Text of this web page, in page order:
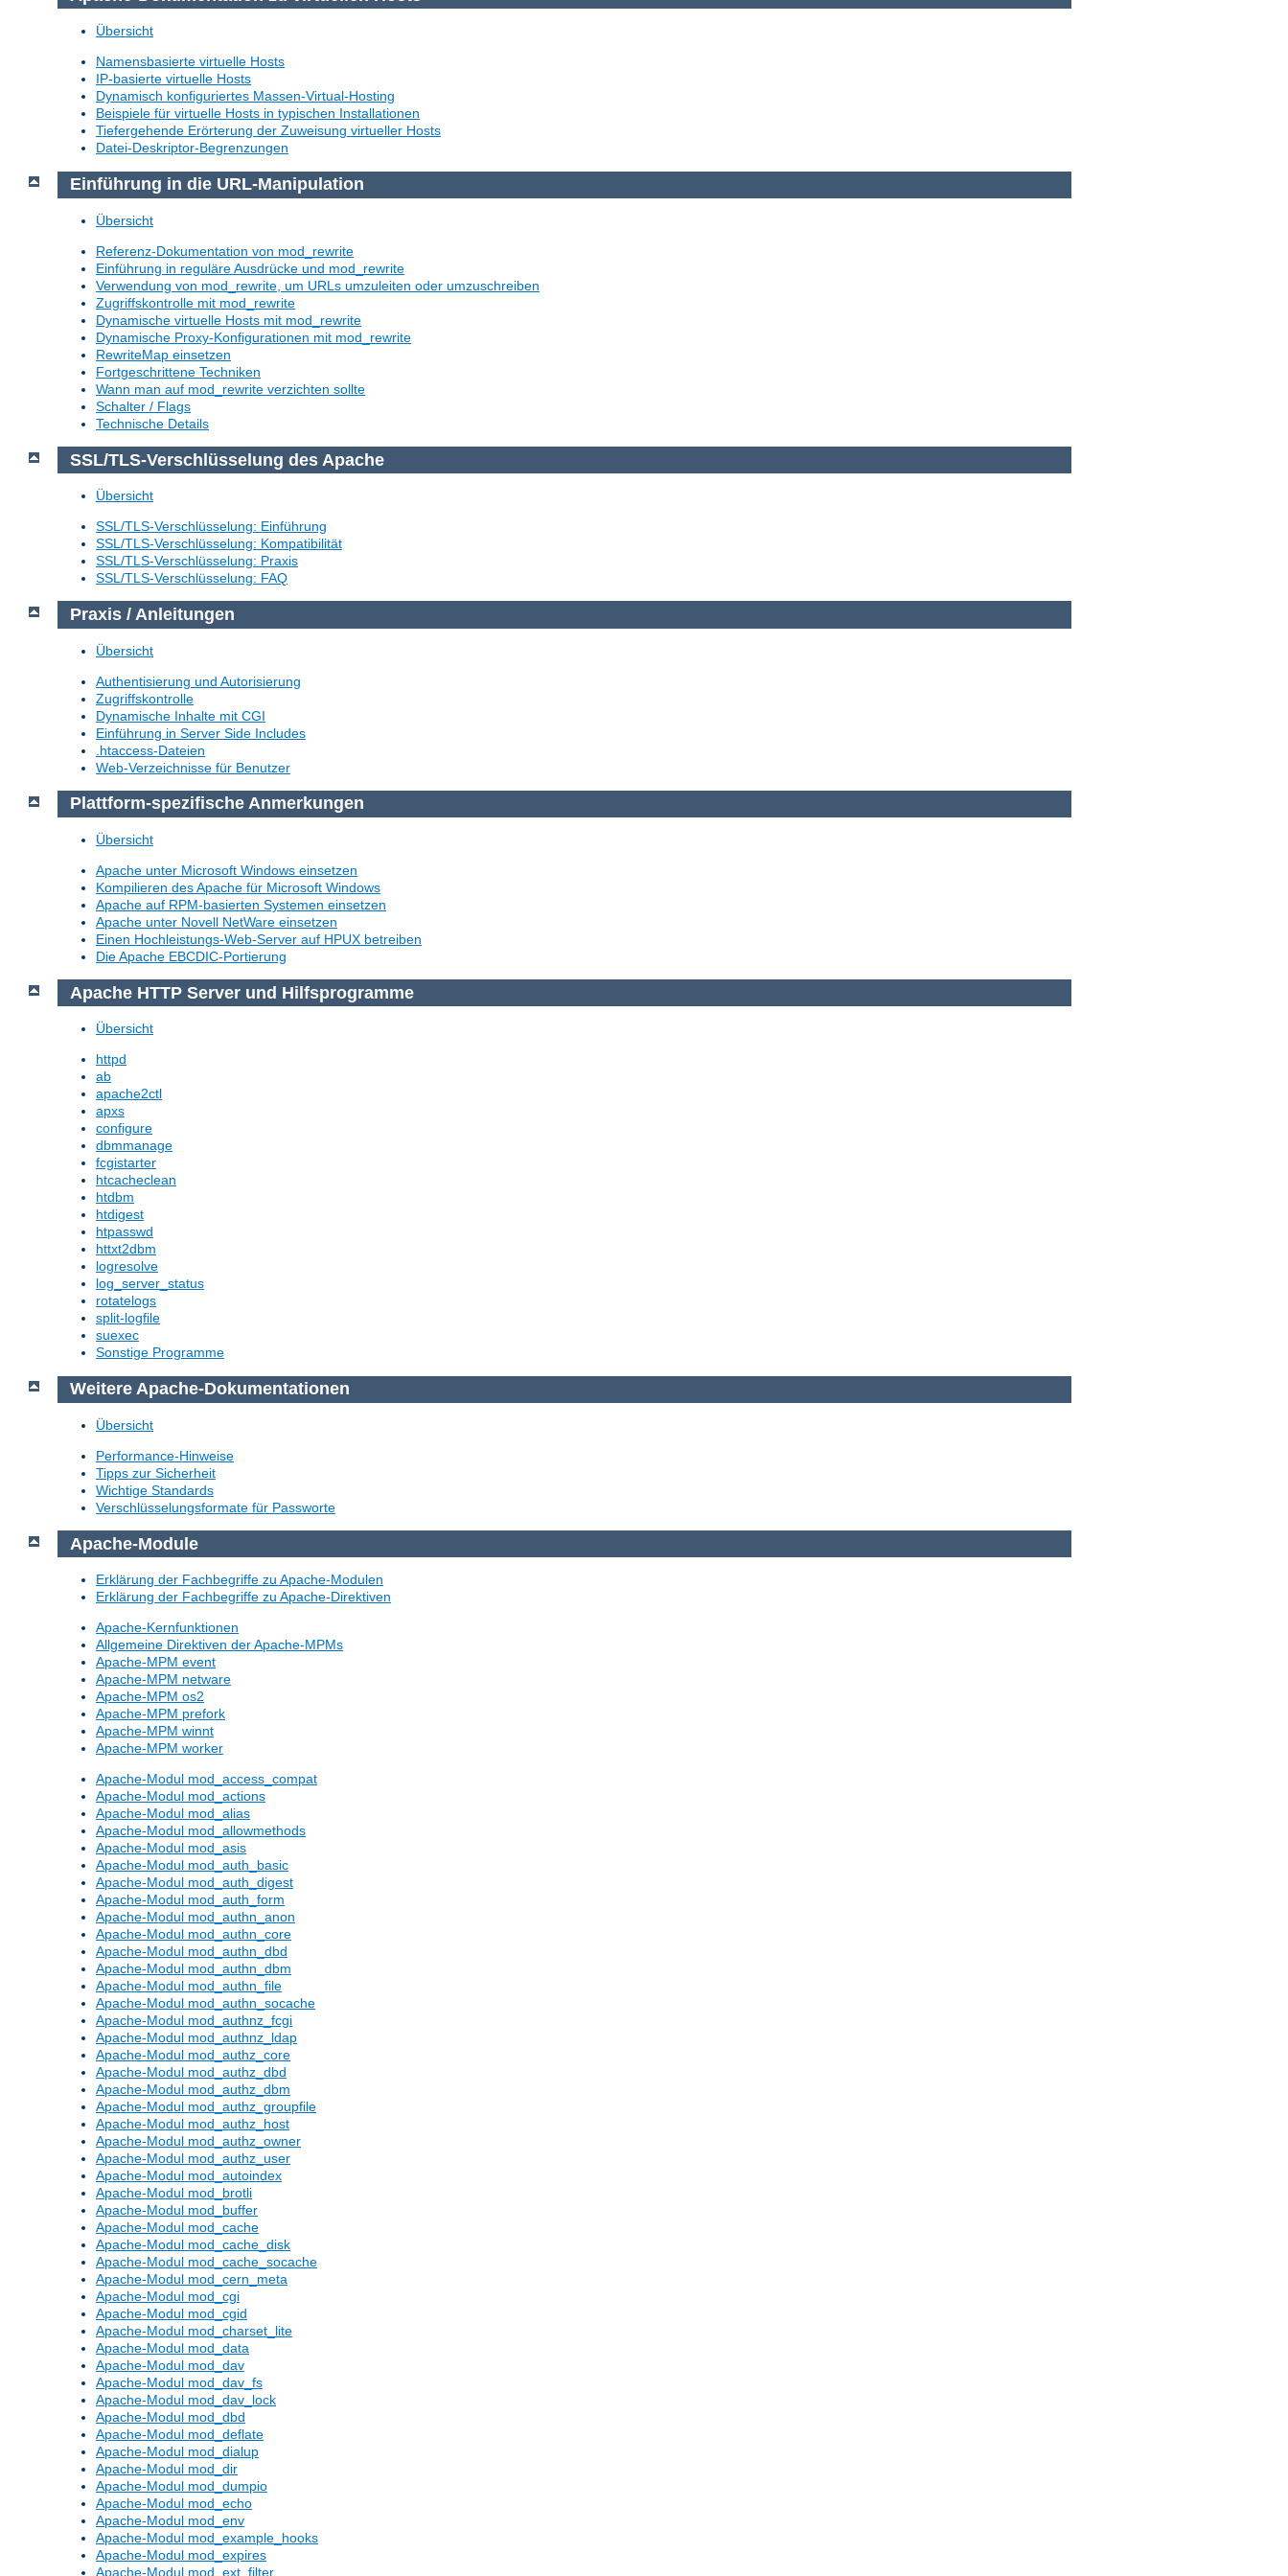
Übersicht
Namensbasierte virtuelle Hosts
IP-basierte virtuelle Hosts
Dynamisch konfiguriertes Massen-Virtual-Hosting
Beispiele für virtuelle Hosts in typischen Installationen
Tiefergehende Erörterung der Zuweisung virtueller Hosts
Datei-Deskriptor-Begrenzungen
Einführung in die URL-Manipulation
Übersicht
Referenz-Dokumentation von mod_rewrite
Einführung in reguläre Ausdrücke und mod_rewrite
Verwendung von mod_rewrite, um URLs umzuleiten oder umzuschreiben
Zugriffskontrolle mit mod_rewrite
Dynamische virtuelle Hosts mit mod_rewrite
Dynamische Proxy-Konfigurationen mit mod_rewrite
RewriteMap einsetzen
Fortgeschrittene Techniken
Wann man auf mod_rewrite verzichten sollte
Schalter / Flags
Technische Details
SSL/TLS-Verschlüsselung des Apache
Übersicht
SSL/TLS-Verschlüsselung: Einführung
SSL/TLS-Verschlüsselung: Kompatibilität
SSL/TLS-Verschlüsselung: Praxis
SSL/TLS-Verschlüsselung: FAQ
Praxis / Anleitungen
Übersicht
Authentisierung und Autorisierung
Zugriffskontrolle
Dynamische Inhalte mit CGI
Einführung in Server Side Includes
.htaccess-Dateien
Web-Verzeichnisse für Benutzer
Plattform-spezifische Anmerkungen
Übersicht
Apache unter Microsoft Windows einsetzen
Kompilieren des Apache für Microsoft Windows
Apache auf RPM-basierten Systemen einsetzen
Apache unter Novell NetWare einsetzen
Einen Hochleistungs-Web-Server auf HPUX betreiben
Die Apache EBCDIC-Portierung
Apache HTTP Server und Hilfsprogramme
Übersicht
httpd
ab
apache2ctl
apxs
configure
dbmmanage
fcgistarter
htcacheclean
htdbm
htdigest
htpasswd
httxt2dbm
logresolve
log_server_status
rotatelogs
split-logfile
suexec
Sonstige Programme
Weitere Apache-Dokumentationen
Übersicht
Performance-Hinweise
Tipps zur Sicherheit
Wichtige Standards
Verschlüsselungsformate für Passworte
Apache-Module
Erklärung der Fachbegriffe zu Apache-Modulen
Erklärung der Fachbegriffe zu Apache-Direktiven
Apache-Kernfunktionen
Allgemeine Direktiven der Apache-MPMs
Apache-MPM event
Apache-MPM netware
Apache-MPM os2
Apache-MPM prefork
Apache-MPM winnt
Apache-MPM worker
Apache-Modul mod_access_compat
Apache-Modul mod_actions
Apache-Modul mod_alias
Apache-Modul mod_allowmethods
Apache-Modul mod_asis
Apache-Modul mod_auth_basic
Apache-Modul mod_auth_digest
Apache-Modul mod_auth_form
Apache-Modul mod_authn_anon
Apache-Modul mod_authn_core
Apache-Modul mod_authn_dbd
Apache-Modul mod_authn_dbm
Apache-Modul mod_authn_file
Apache-Modul mod_authn_socache
Apache-Modul mod_authnz_fcgi
Apache-Modul mod_authnz_ldap
Apache-Modul mod_authz_core
Apache-Modul mod_authz_dbd
Apache-Modul mod_authz_dbm
Apache-Modul mod_authz_groupfile
Apache-Modul mod_authz_host
Apache-Modul mod_authz_owner
Apache-Modul mod_authz_user
Apache-Modul mod_autoindex
Apache-Modul mod_brotli
Apache-Modul mod_buffer
Apache-Modul mod_cache
Apache-Modul mod_cache_disk
Apache-Modul mod_cache_socache
Apache-Modul mod_cern_meta
Apache-Modul mod_cgi
Apache-Modul mod_cgid
Apache-Modul mod_charset_lite
Apache-Modul mod_data
Apache-Modul mod_dav
Apache-Modul mod_dav_fs
Apache-Modul mod_dav_lock
Apache-Modul mod_dbd
Apache-Modul mod_deflate
Apache-Modul mod_dialup
Apache-Modul mod_dir
Apache-Modul mod_dumpio
Apache-Modul mod_echo
Apache-Modul mod_env
Apache-Modul mod_example_hooks
Apache-Modul mod_expires
Apache-Modul mod_ext_filter